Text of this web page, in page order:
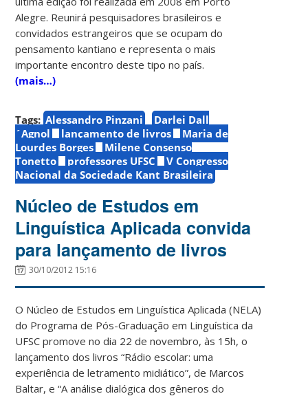
Alegre. Reunirá pesquisadores brasileiros e
convidados estrangeiros que se ocupam do
pensamento kantiano e representa o mais
importante encontro deste tipo no país.
(mais…)
Tags: Alessandro Pinzani
Darlei Dall
´Agnol
lançamento de livros
Maria de
Lourdes Borges
Milene Consenso
Tonetto
professores UFSC
V Congresso
Nacional da Sociedade Kant Brasileira
Núcleo de Estudos em
Linguística Aplicada convida
para lançamento de livros
30/10/2012 15:16
O Núcleo de Estudos em Linguística Aplicada (NELA)
do Programa de Pós-Graduação em Linguística da
UFSC promove no dia 22 de novembro, às 15h, o
lançamento dos livros “Rádio escolar: uma
experiência de letramento midiático”, de Marcos
Baltar, e “A análise dialógica dos gêneros do